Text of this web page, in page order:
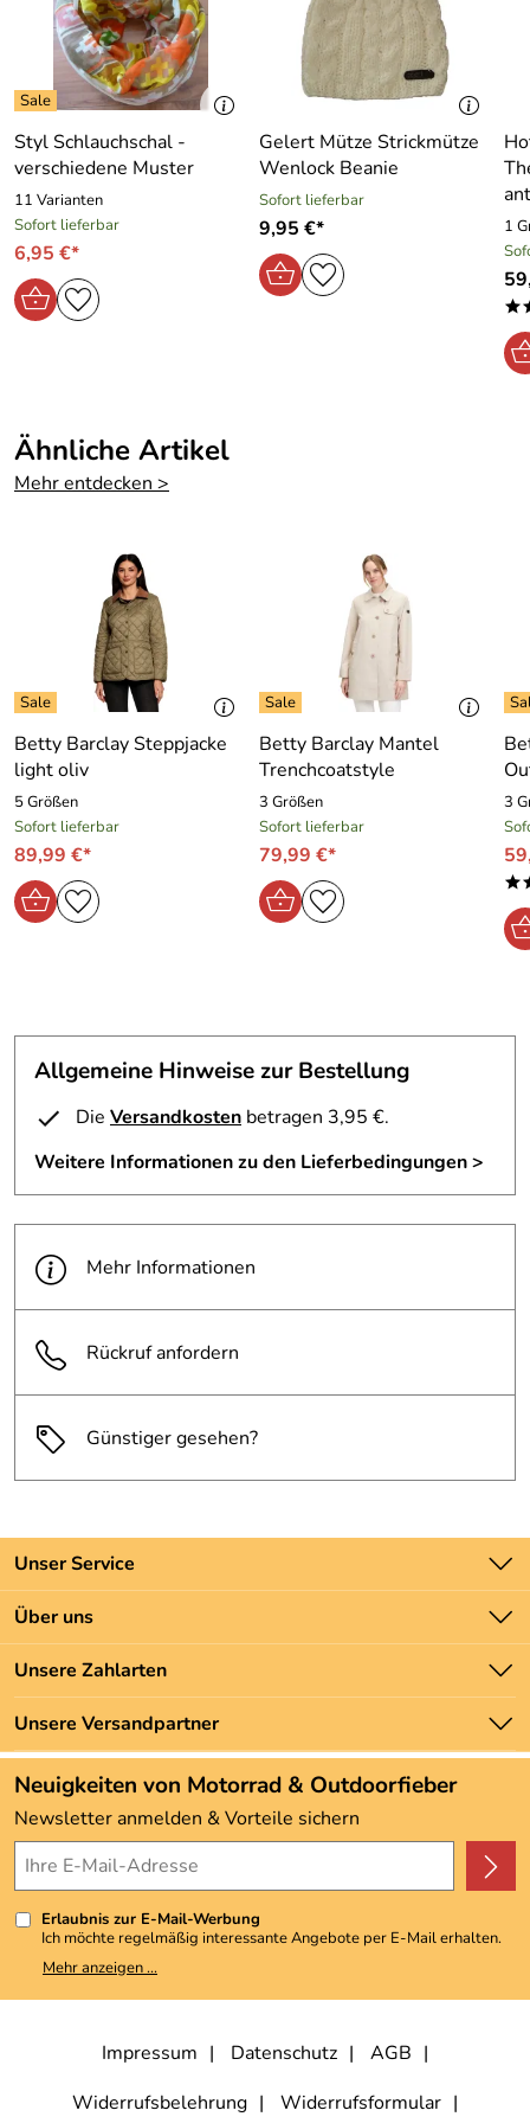
Material: 100 % Polyester, Besatz: 100 % Polyester,
Wattierung: 100 % Polyester
Styl Schlauchschal -
verschiedene Muster
11 Varianten
Sofort lieferbar
6,95 €*
Gelert Mütze Strickmütze
Wenlock Beanie
Sofort lieferbar
9,95 €*
1
Ähnliche Artikel
Mehr entdecken >
Betty Barclay Steppjacke
light oliv
5 Größen
Sofort lieferbar
89,99 €*
Betty Barclay Mantel
Trenchcoatstyle
3 Größen
Sofort lieferbar
79,99 €*
3
Allgemeine Hinweise zur Bestellung
Die Versandkosten betragen 3,95 €.
Weitere Informationen zu den Lieferbedingungen >
Mehr Informationen
Rückruf anfordern
Günstiger gesehen?
Unser Service
Kontakt
Batteriegesetz
Newsletter
Zahlung und Versand
Über uns
Unsere Bestseller
Marken
Neu
Angebote
Kundenbewertungen (3.493)
4,9/5*****
Unsere Zahlarten
Unsere Versandpartner
Neuigkeiten von Motorrad & Outdoorfieber
Newsletter anmelden & Vorteile sichern
Erlaubnis zur E-Mail-Werbung
Ich möchte regelmäßig interessante Angebote per E-Mail erhalten.
Meine E-Mail-Adresse wird nicht an andere Unternehmen
weitergegeben. Zu statistischen Zwecken wird in anonymer Form
kann ich jederzeit mit Wirkung für die Zukunft widerrufen, indem ich
den Link "Abmelden" am Ende des Newsletters anklicke. Die
Mehr anzeigen ...
Impressum Datenschutz
AGB
Widerrufsbelehrung
Widerrufsformular